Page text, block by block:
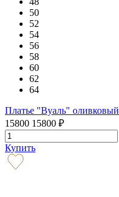
50
52
54
56
58
60
62
64
Платье "Вуаль" оливковый
15800 15800 ₽
Купить